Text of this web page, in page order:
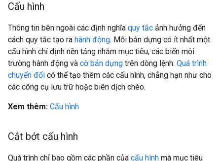
Cấu hình
Thông tin bên ngoài các định nghĩa quy tắc ảnh hưởng đến
cách quy tắc tạo ra hành động. Mỗi bản dựng có ít nhất một
cấu hình chỉ định nền tảng nhắm mục tiêu, các biến môi
trường hành động và cờ bản dựng trên dòng lệnh. Quá trình
chuyển đổi có thể tạo thêm các cấu hình, chẳng hạn như cho
các công cụ lưu trữ hoặc biên dịch chéo.
Xem thêm: Cấu hình
Cắt bớt cấu hình
Quá trình chỉ bao gồm các phần của cấu hình mà mục tiêu